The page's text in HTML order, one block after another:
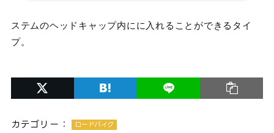
ステムのヘッドキャップ内にに入れることができるタイ
プ。
カテゴリー： ロードバイク